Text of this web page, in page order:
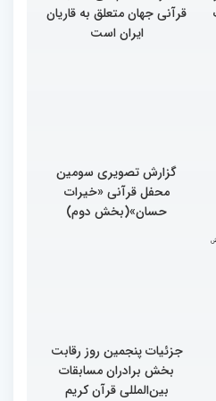
قرآنی جهان متعلق به قاریان
ایران است
گزارش تصویری سومین
محفل قرآنی «خیرات
حسان»(بخش دوم)
جزئیات پنجمین روز رقابت
بخش برادران مسابقات
بین‌المللی قرآن کریم